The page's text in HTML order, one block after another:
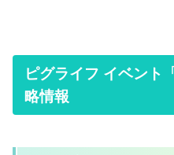
ピグライフ イベント
略情報